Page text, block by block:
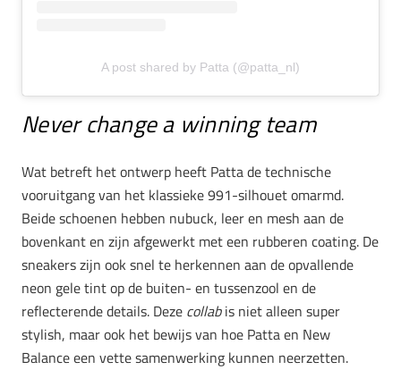
A post shared by Patta (@patta_nl)
Never change a winning team
Wat betreft het ontwerp heeft Patta de technische
vooruitgang van het klassieke 991-silhouet omarmd.
Beide schoenen hebben nubuck, leer en mesh aan de
bovenkant en zijn afgewerkt met een rubberen coating. De
sneakers zijn ook snel te herkennen aan de opvallende
neon gele tint op de buiten- en tussenzool en de
reflecterende details. Deze collabis niet alleen super
stylish, maar ook het bewijs van hoe Patta en New
Balance een vette samenwerking kunnen neerzetten.